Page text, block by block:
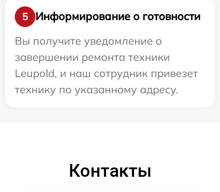
5
Информирование о готовности
Вы получите уведомление о
завершении ремонта техники
Leupold, и наш сотрудник привезет
технику по указанному адресу.
Контакты